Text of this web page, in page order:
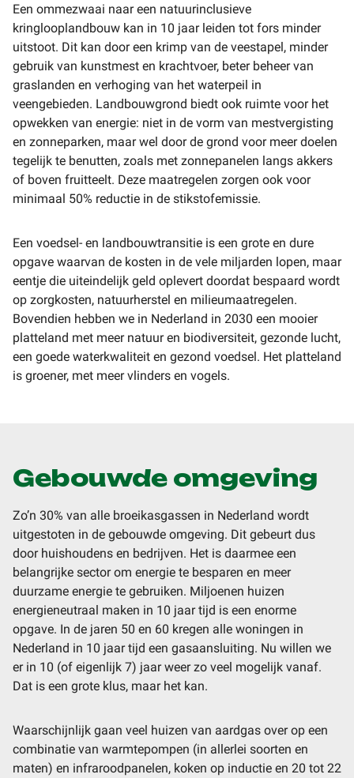
Een ommezwaai naar een natuurinclusieve
kringlooplandbouw kan in 10 jaar leiden tot fors minder
uitstoot. Dit kan door een krimp van de veestapel, minder
gebruik van kunstmest en krachtvoer, beter beheer van
graslanden en verhoging van het waterpeil in
veengebieden. Landbouwgrond biedt ook ruimte voor het
opwekken van energie: niet in de vorm van mestvergisting
en zonneparken, maar wel door de grond voor meer doelen
tegelijk te benutten, zoals met zonnepanelen langs akkers
of boven fruitteelt. Deze maatregelen zorgen ook voor
minimaal 50% reductie in de stikstofemissie.
Een voedsel- en landbouwtransitie is een grote en dure
opgave waarvan de kosten in de vele miljarden lopen, maar
eentje die uiteindelijk geld oplevert doordat bespaard wordt
op zorgkosten, natuurherstel en milieumaatregelen.
Bovendien hebben we in Nederland in 2030 een mooier
platteland met meer natuur en biodiversiteit, gezonde lucht,
een goede waterkwaliteit en gezond voedsel. Het platteland
is groener, met meer vlinders en vogels.
Gebouwde omgeving
Zo’n 30% van alle broeikasgassen in Nederland wordt
uitgestoten in de gebouwde omgeving. Dit gebeurt dus
door huishoudens en bedrijven. Het is daarmee een
belangrijke sector om energie te besparen en meer
duurzame energie te gebruiken. Miljoenen huizen
energieneutraal maken in 10 jaar tijd is een enorme
opgave. In de jaren 50 en 60 kregen alle woningen in
Nederland in 10 jaar tijd een gasaansluiting. Nu willen we
er in 10 (of eigenlijk 7) jaar weer zo veel mogelijk vanaf.
Dat is een grote klus, maar het kan.
Waarschijnlijk gaan veel huizen van aardgas over op een
combinatie van warmtepompen (in allerlei soorten en
maten) en infraroodpanelen, koken op inductie en 20 tot 22